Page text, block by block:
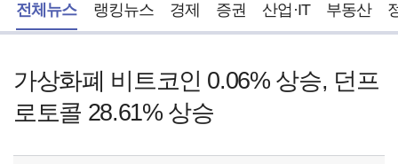
전체뉴스 랭킹뉴스 경제 증권 산업·IT 부동산
가상화폐 비트코인 0.06% 상승, 던프
로토콜 28.61% 상승